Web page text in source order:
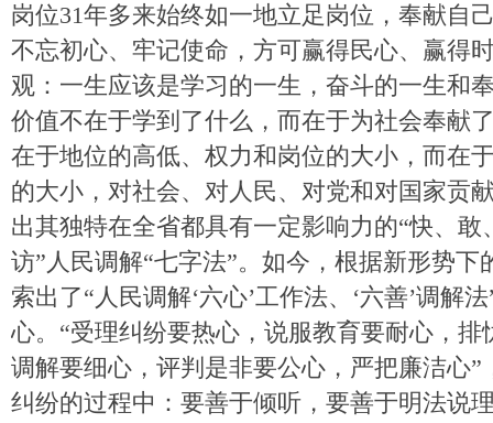
岗位31年多来始终如一地立足岗位，奉献自
不忘初心、牢记使命，方可赢得民心、赢得
观：一生应该是学习的一生，奋斗的一生和
价值不在于学到了什么，而在于为社会奉献
在于地位的高低、权力和岗位的大小，而在
的大小，对社会、对人民、对党和对国家贡
出其独特在全省都具有一定影响力的“快、敢
访”人民调解“七字法”。如今，根据新形势下
索出了“人民调解‘六心’工作法、‘六善’调解
心。“受理纠纷要热心，说服教育要耐心，排
调解要细心，评判是非要公心，严把廉洁心”
纠纷的过程中：要善于倾听，要善于明法说